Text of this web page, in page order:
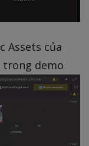
Assets của
trong demo